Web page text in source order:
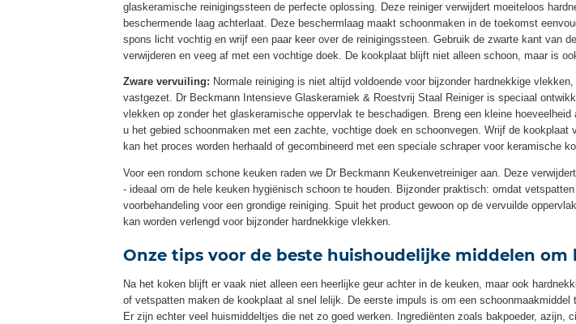
glaskeramische reinigingssteen de perfecte oplossing. Deze reiniger verwijdert moeiteloos
beschermende laag achterlaat. Deze beschermlaag maakt schoonmaken in de toekomst
spons licht vochtig en wrijf een paar keer over de reinigingssteen. Gebruik de zwarte kant van
verwijderen en veeg af met een vochtige doek. De kookplaat blijft niet alleen schoon, maar is
Zware vervuiling: Normale reiniging is niet altijd voldoende voor bijzonder hardnekkige
vastgezet. Dr Beckmann Intensieve Glaskeramiek & Roestvrij Staal Reiniger is speciaal
vlekken op zonder het glaskeramische oppervlak te beschadigen. Breng een kleine
u het gebied schoonmaken met een zachte, vochtige doek en schoonvegen. Wrijf de
kan het proces worden herhaald of gecombineerd met een speciale schraper voor keramische
Voor een rondom schone keuken raden we Dr Beckmann Keukenvetreiniger aan. Deze
- ideaal om de hele keuken hygiënisch schoon te houden. Bijzonder praktisch: omdat
voorbehandeling voor een grondige reiniging. Spuit het product gewoon op de vervuilde
kan worden verlengd voor bijzonder hardnekkige vlekken.
Onze tips voor de beste huishoudelijke middelen
Na het koken blijft er vaak niet alleen een heerlijke geur achter in de keuken, maar ook
of vetspatten maken de kookplaat al snel lelijk. De eerste impuls is om een
Er zijn echter veel huismiddeltjes die net zo goed werken. Ingrediënten zoals bakpoeder,